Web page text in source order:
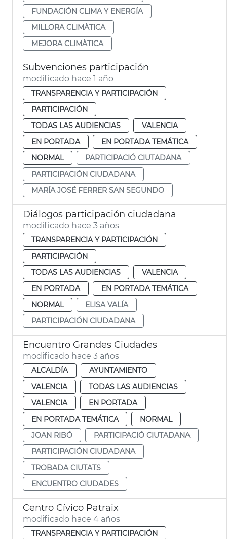
FUNDACIÓN CLIMA Y ENERGÍA
MILLORA CLIMÀTICA
MEJORA CLIMÀTICA
Subvenciones participación
modificado hace 1 año
TRANSPARENCIA Y PARTICIPACIÓN
PARTICIPACIÓN
TODAS LAS AUDIENCIAS
VALENCIA
EN PORTADA
EN PORTADA TEMÁTICA
NORMAL
PARTICIPACIÓ CIUTADANA
PARTICIPACIÓN CIUDADANA
MARÍA JOSÉ FERRER SAN SEGUNDO
Diálogos participación ciudadana
modificado hace 3 años
TRANSPARENCIA Y PARTICIPACIÓN
PARTICIPACIÓN
TODAS LAS AUDIENCIAS
VALENCIA
EN PORTADA
EN PORTADA TEMÁTICA
NORMAL
ELISA VALÍA
PARTICIPACIÓN CIUDADANA
Encuentro Grandes Ciudades
modificado hace 3 años
ALCALDÍA
AYUNTAMIENTO
VALENCIA
TODAS LAS AUDIENCIAS
VALENCIA
EN PORTADA
EN PORTADA TEMÁTICA
NORMAL
JOAN RIBÓ
PARTICIPACIÓ CIUTADANA
PARTICIPACIÓN CIUDADANA
TROBADA CIUTATS
ENCUENTRO CIUDADES
Centro Cívico Patraix
modificado hace 4 años
TRANSPARENCIA Y PARTICIPACIÓN